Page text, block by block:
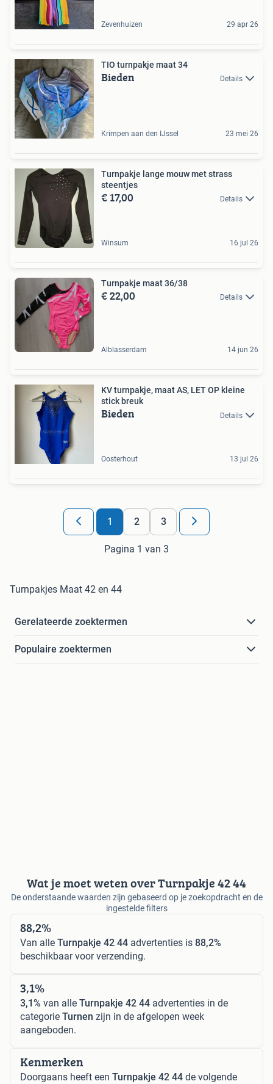
Zevenhuizen 29 apr 26
TIO turnpakje maat 34
Bieden Details
Krimpen aan den IJssel 23 mei 26
Turnpakje lange mouw met strass
steentjes
€ 17,00 Details
Winsum 16 jul 26
Turnpakje maat 36/38
€ 22,00 Details
Alblasserdam 14 jun 26
KV turnpakje, maat AS, LET OP kleine
stick breuk
Bieden Details
Oosterhout 13 jul 26
1 2 3
Pagina 1 van 3
Turnpakjes Maat 42 en 44
Gerelateerde zoektermen
Populaire zoektermen
Wat je moet weten over Turnpakje 42 44
De onderstaande waarden zijn gebaseerd op je zoekopdracht en de
ingestelde filters
88,2%
Van alle Turnpakje 42 44 advertenties is 88,2%
beschikbaar voor verzending.
3,1%
3,1% van alle Turnpakje 42 44 advertenties in de
categorie Turnen zijn in de afgelopen week
aangeboden.
Kenmerken
Doorgaans heeft een Turnpakje 42 44 de volgende